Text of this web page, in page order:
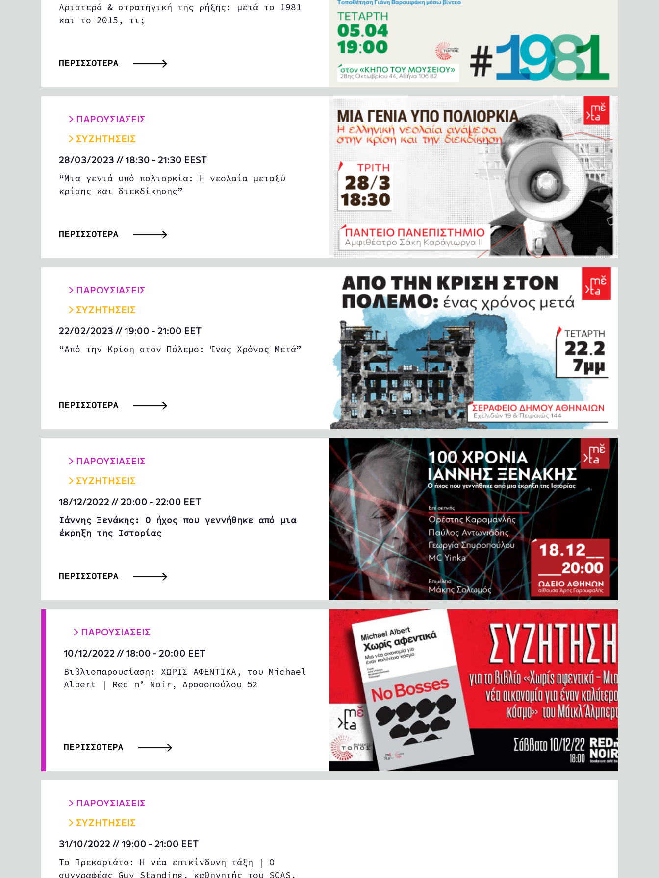
Αριστερά & στρατηγική της ρήξης: μετά το 1981
και το 2015, τι;
ΠΕΡΙΣΣΟΤΕΡΑ
ΠΑΡΟΥΣΙΑΣΕΙΣ
ΣΥΖΗΤΗΣΕΙΣ
28/03/2023 // 18:30 - 21:30 EEST
“Μια γενιά υπό πολιορκία: Η νεολαία μεταξύ
κρίσης και διεκδίκησης”
ΠΕΡΙΣΣΟΤΕΡΑ
ΠΑΡΟΥΣΙΑΣΕΙΣ
ΣΥΖΗΤΗΣΕΙΣ
22/02/2023 // 19:00 - 21:00 EET
“Από την Κρίση στον Πόλεμο: Ένας Χρόνος Μετά”
ΠΕΡΙΣΣΟΤΕΡΑ
ΠΑΡΟΥΣΙΑΣΕΙΣ
ΣΥΖΗΤΗΣΕΙΣ
18/12/2022 // 20:00 - 22:00 EET
Ιάννης Ξενάκης: Ο ήχος που γεννήθηκε από μια
έκρηξη της Ιστορίας
ΠΕΡΙΣΣΟΤΕΡΑ
ΠΑΡΟΥΣΙΑΣΕΙΣ
10/12/2022 // 18:00 - 20:00 EET
Βιβλιοπαρουσίαση: ΧΩΡΙΣ ΑΦΕΝΤΙΚΑ, του Michael
Albert | Red n’ Noir, Δροσοπούλου 52
ΠΕΡΙΣΣΟΤΕΡΑ
ΠΑΡΟΥΣΙΑΣΕΙΣ
ΣΥΖΗΤΗΣΕΙΣ
31/10/2022 // 19:00 - 21:00 EET
Το Πρεκαριάτο: Η νέα επικίνδυνη τάξη | Ο
συγγραφέας Guy Standing, καθηγητής του SOAS,